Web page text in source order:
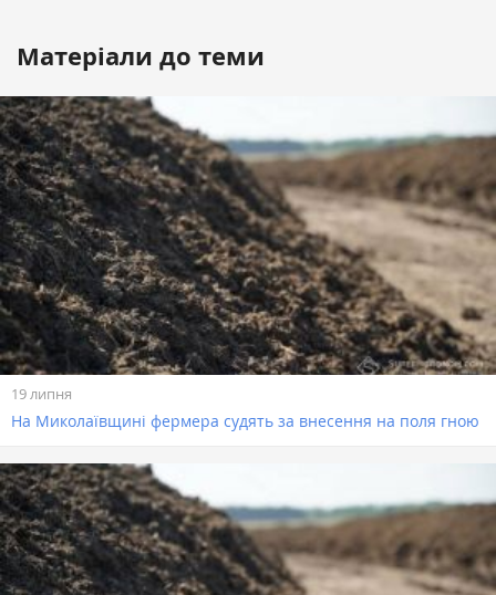
Матеріали до теми
19 липня
На Миколаївщині фермера судять за внесення на поля гною